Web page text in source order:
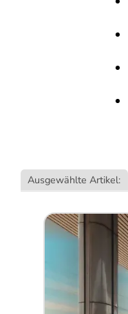
Ausgewählte Artikel: